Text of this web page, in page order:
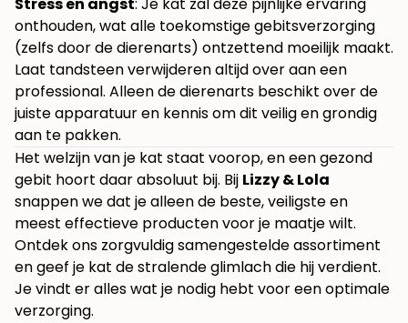
Stress en angst: Je kat zal deze pijnlijke ervaring
onthouden, wat alle toekomstige gebitsverzorging
(zelfs door de dierenarts) ontzettend moeilijk maakt.
Laat tandsteen verwijderen altijd over aan een
professional. Alleen de dierenarts beschikt over de
juiste apparatuur en kennis om dit veilig en grondig
aan te pakken.
Het welzijn van je kat staat voorop, en een gezond
gebit hoort daar absoluut bij. Bij Lizzy & Lola
snappen we dat je alleen de beste, veiligste en
meest effectieve producten voor je maatje wilt.
Ontdek ons zorgvuldig samengestelde assortiment
en geef je kat de stralende glimlach die hij verdient.
Je vindt er alles wat je nodig hebt voor een optimale
verzorging.